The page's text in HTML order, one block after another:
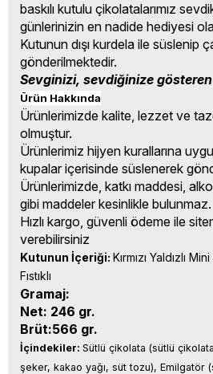
baskılı kutulu çikolatalarımız
günlerinizin en nadide hediyesi
Kutunun dışı kurdela ile süslenip
gönderilmektedir.
Sevginizi, sevdiğinize
Ürün Hakkında
Ürünlerimizde kalite, lezzet ve
olmuştur.
Ürünlerimiz hijyen kurallarına
kupalar içerisinde süslenerek
Ürünlerimizde, katkı maddesi,
gibi maddeler kesinlikle bulunmaz.
Hızlı kargo, güvenli ödeme ile
verebilirsiniz
Kutunun İçeriği: Kırmızı Yaldızlı
Fıstıklı
Gramaj:
Net: 246 gr.
Brüt:566 gr.
İçindekiler: Sütlü çikolata (sütlü
şeker, kakao yağı, süt tozu), Emilgatör